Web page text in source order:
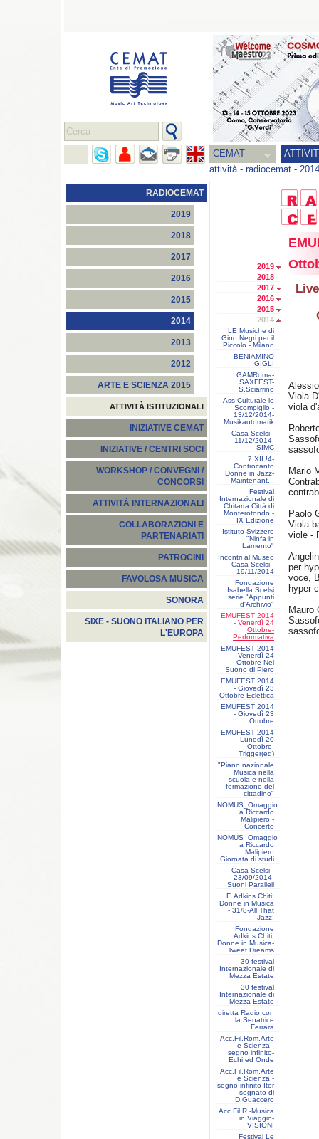
CEMAT
attività- radiocemat - 2014
RADIOCEMAT
2019
2018
2017
2016
2015
2014
2013
2012
ARTE E SCIENZA 2015
ATTIVITÀ ISTITUZIONALI
INIZIATIVE CEMAT
INIZIATIVE / CENTRI SOCI
WORKSHOP / CONVEGNI /
CONCORSI
ATTIVITÀ INTERNAZIONALI
COLLABORAZIONI E
PARTENARIATI
PATROCINI
FAVOLOSA MUSICA
SONORA
SIXE - SUONO ITALIANO PER
L'EUROPA
2019
2018
2017
2016
2015
2014
LE Musiche di
Gino Negri per il
Piccolo - Milano
BENIAMINO
GIGLI
GAMRoma-
SAXFEST-
S.Sciarrino
Ass Culturale lo
Scompiglio -
13/12/2014-
Musikautomatik
Casa Scelsi -
11/12/2014-
SIMC
7.XII.!4-
Controcanto
Donne in Jazz-
Maintenant...
Festival
Internazionale di
Chitarra Città di
Monterotondo -
IX Edizione
Istituto Svizzero
"Ninfa in
Lamento"
Incontri al Museo
Casa Scelsi -
19/11/2014
Fondazione
Isabella Scelsi
serie "Appunti
d'Archivio"
EMUFEST 2014
- Venerdì 24
Ottobre-
Performativa
EMUFEST 2014
- Venerdì 24
Ottobre-Nel
Suono di Piero
EMUFEST 2014
- Giovedì 23
Ottobre-Eclettica
EMUFEST 2014
- Giovedì 23
Ottobre
EMUFEST 2014
- Lunedì 20
Ottobre-
Trigger(ed)
"Piano nazionale
Musica nella
scuola e nella
formazione del
cittadino"
NOMUS_Omaggio
a Riccardo
Malipiero -
Concerto
NOMUS_Omaggio
a Riccardo
Malipiero
Giornata di studi
Casa Scelsi -
23/09/2014-
Suoni Paralleli
F. Adkins Chiti:
Donne in Musica
- 31/8-All That
Jazz!
Fondazione
Adkins Chiti:
Donne in Musica-
Tweet Dreams
30 festival
Internazionale di
Mezza Estate
30 festival
Internazionale di
Mezza Estate
diretta Radio con
la Senatrice
Ferrara
Acc.Fil.Rom.Arte
e Scienza -
segno infinito-
Echi ed Onde
Acc.Fil.Rom.Arte
e Scienza -
segno infinito-Iter
segnato di
D.Guaccero
Acc.Fil:R.-Musica
in Viaggio-
VISIONI
Festival Le
Viola
viola
Mario
Paolo
Viola
viole -
per
voce,
hyper-
Mauro